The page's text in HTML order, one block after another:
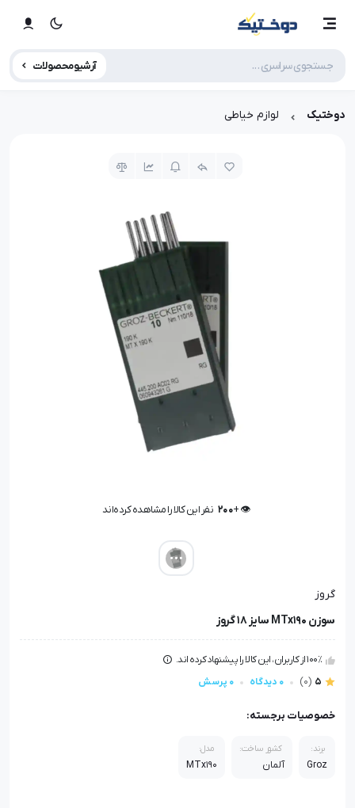
آرشیو محصولات
دوختیک لوازم خیاطی
👁️ +
200 نفر این کالا را مشاهده کرده‌اند
گروز
سوزن MTx190 سایز 18 گروز
100٪ از کاربران، این کالا را پیشنهاد کرده اند.
5
(0) 0 دیدگاه 0 پرسش
خصوصیات برجسته:
برند:
Groz
کشور ساخت:
آلمان
مدل:
MTx190